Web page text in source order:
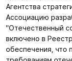
Агентства
Ассоциацию
"Отечественный
включено в
обеспечения, что